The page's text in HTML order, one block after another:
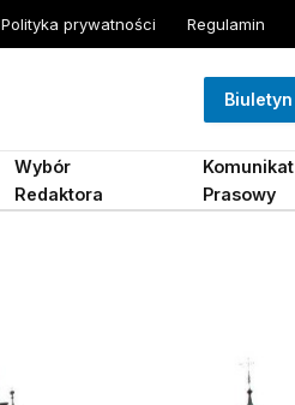
Polityka prywatności Regulamin
Biuletyn
Wybór
Redaktora
Komunikat
Prasowy